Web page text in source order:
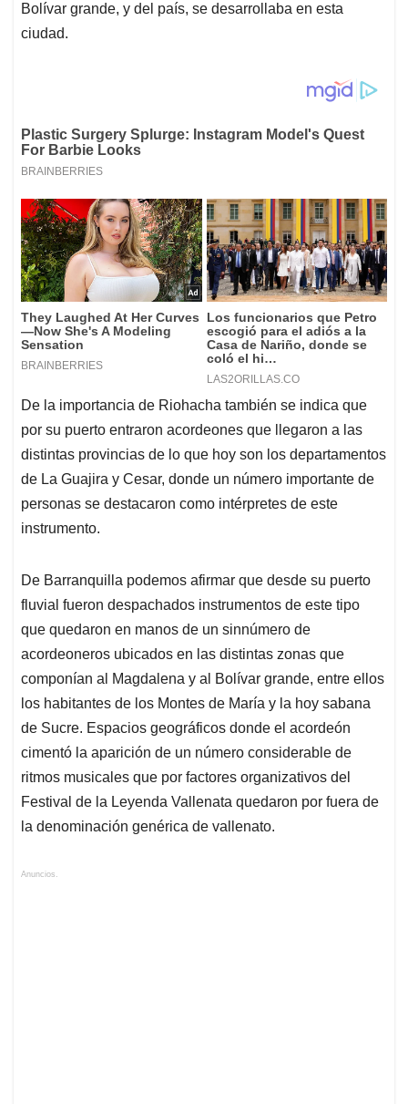
Bolívar grande, y del país, se desarrollaba en esta
ciudad.
De la importancia de Riohacha también se indica que
por su puerto entraron acordeones que llegaron a las
distintas provincias de lo que hoy son los departamentos
de La Guajira y Cesar, donde un número importante de
personas se destacaron como intérpretes de este
instrumento.
De Barranquilla podemos afirmar que desde su puerto
fluvial fueron despachados instrumentos de este tipo
que quedaron en manos de un sinnúmero de
acordeoneros ubicados en las distintas zonas que
componían al Magdalena y al Bolívar grande, entre ellos
los habitantes de los Montes de María y la hoy sabana
de Sucre. Espacios geográficos donde el acordeón
cimentó la aparición de un número considerable de
ritmos musicales que por factores organizativos del
Festival de la Leyenda Vallenata quedaron por fuera de
la denominación genérica de vallenato.
Anuncios.